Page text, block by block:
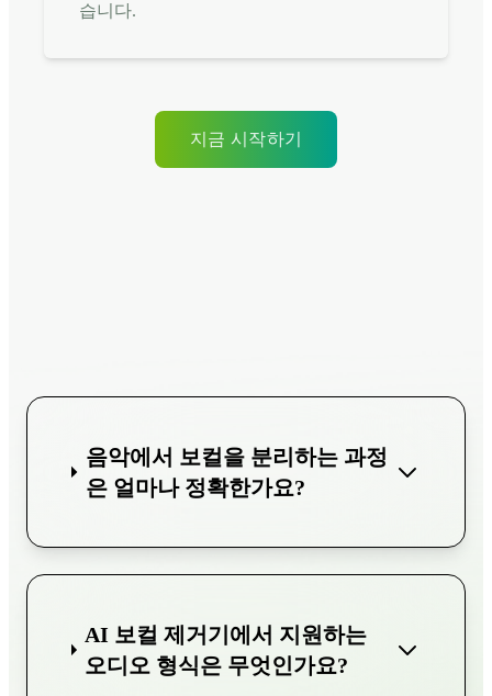
습니다.
지금 시작하기
음악에서 보컬을 분리하는 과정
은 얼마나 정확한가요?
AI 보컬 제거기에서 지원하는
오디오 형식은 무엇인가요?